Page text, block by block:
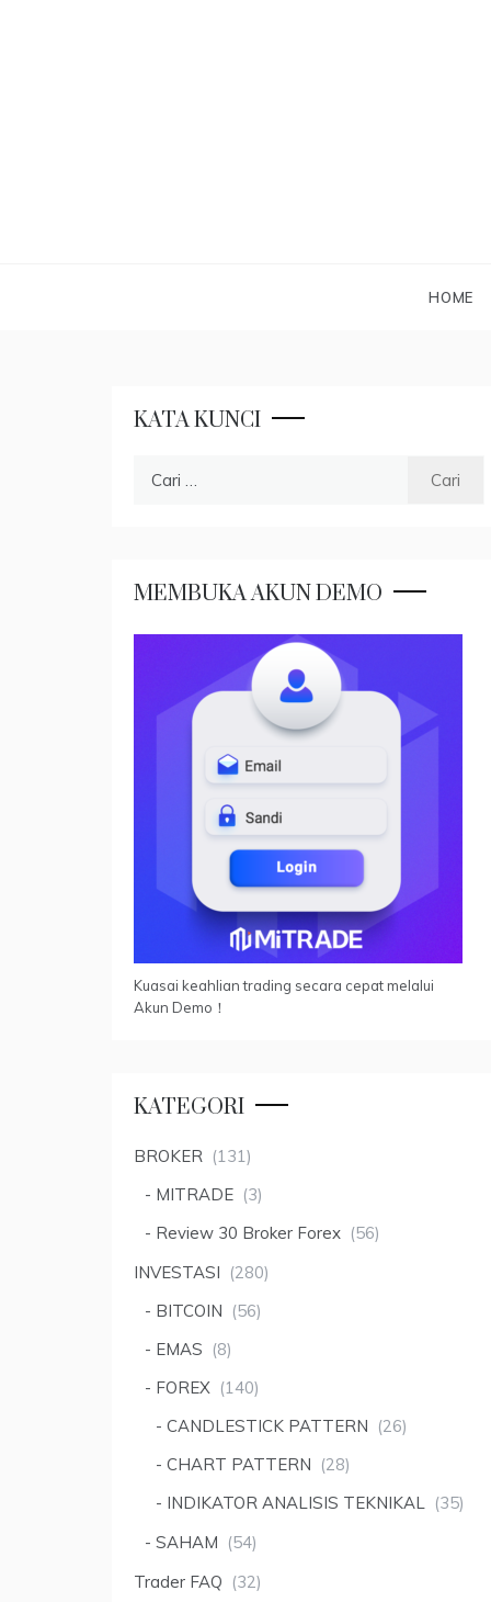
HOME
KATA KUNCI
MEMBUKA AKUN DEMO
Kuasai keahlian trading secara cepat melalui
Akun Demo！
KATEGORI
BROKER (131)
MITRADE (3)
Review 30 Broker Forex (56)
INVESTASI (280)
BITCOIN (56)
EMAS (8)
FOREX (140)
CANDLESTICK PATTERN (26)
CHART PATTERN (28)
INDIKATOR ANALISIS TEKNIKAL (35)
SAHAM (54)
Trader FAQ (32)